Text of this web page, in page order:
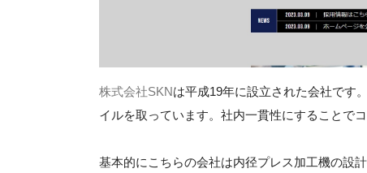
株式会社SKNは平成19年に設立された会社です
イルを取っています。社内一貫性にすることで
基本的にこちらの会社は内径プレス加工機の設